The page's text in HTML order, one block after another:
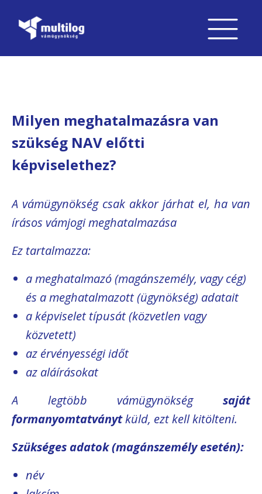
Milyen meghatalmazásra van
szükség NAV előtti
képviselethez?
A vámügynökség csak akkor járhat el, ha van
írásos vámjogi meghatalmazása
Ez tartalmazza:
a meghatalmazó (magánszemély, vagy cég)
és a meghatalmazott (ügynökség) adatait
a képviselet típusát (közvetlen vagy
közvetett)
az érvényességi időt
az aláírásokat
A legtöbb vámügynökség saját
formanyomtatványtküld, ezt kell kitölteni.
Szükséges adatok (magánszemély esetén):
név